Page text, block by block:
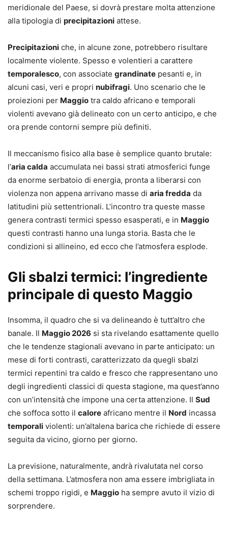
meridionale del Paese, si dovrà prestare molta attenzione
alla tipologia di precipitazioni attese.
Precipitazioni che, in alcune zone, potrebbero risultare
localmente violente. Spesso e volentieri a carattere
temporalesco, con associate grandinate pesanti e, in
alcuni casi, veri e propri nubifragi. Uno scenario che le
proiezioni per Maggio tra caldo africano e temporali
violenti avevano già delineato con un certo anticipo, e che
ora prende contorni sempre più definiti.
Il meccanismo fisico alla base è semplice quanto brutale:
l’aria calda accumulata nei bassi strati atmosferici funge
da enorme serbatoio di energia, pronta a liberarsi con
violenza non appena arrivano masse di aria fredda da
latitudini più settentrionali. L’incontro tra queste masse
genera contrasti termici spesso esasperati, e in Maggio
questi contrasti hanno una lunga storia. Basta che le
condizioni si allineino, ed ecco che l’atmosfera esplode.
Gli sbalzi termici: l’ingrediente
principale di questo Maggio
Insomma, il quadro che si va delineando è tutt’altro che
banale. Il Maggio 2026 si sta rivelando esattamente quello
che le tendenze stagionali avevano in parte anticipato: un
mese di forti contrasti, caratterizzato da quegli sbalzi
termici repentini tra caldo e fresco che rappresentano uno
degli ingredienti classici di questa stagione, ma quest’anno
con un’intensità che impone una certa attenzione. Il Sud
che soffoca sotto il calore africano mentre il Nord incassa
temporali violenti: un’altalena barica che richiede di essere
seguita da vicino, giorno per giorno.
La previsione, naturalmente, andrà rivalutata nel corso
della settimana. L’atmosfera non ama essere imbrigliata in
schemi troppo rigidi, e Maggio ha sempre avuto il vizio di
sorprendere.